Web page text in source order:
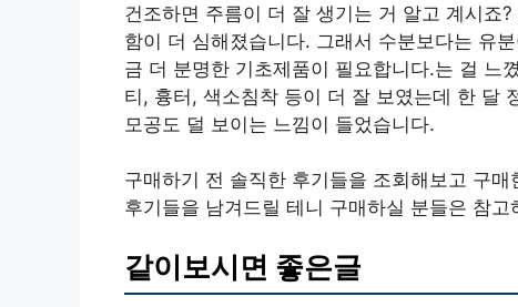
건조하면 주름이 더 잘 생기는 거 알고 계시죠
함이 더 심해졌습니다. 그래서 수분보다는 유
금 더 분명한 기초제품이 필요합니다.는 걸 느
티, 흉터, 색소침착 등이 더 잘 보였는데 한 달
모공도 덜 보이는 느낌이 들었습니다.
구매하기 전 솔직한 후기들을 조회해보고 구
후기들을 남겨드릴 테니 구매하실 분들은 참고
같이보시면 좋은글